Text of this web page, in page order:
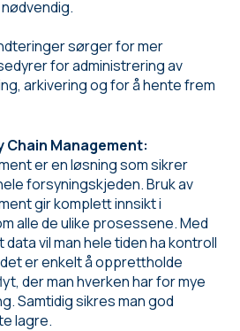
sørger for mer
for administrering av
arkivering og for å hente frem
Chain Management:
er en løsning som sikrer
forsyningskjeden. Bruk av
gir komplett innsikt i
alle de ulike prosessene. Med
vil man hele tiden ha kontroll
er enkelt å opprettholde
der man hverken har for mye
Samtidig sikres man god
lagre.